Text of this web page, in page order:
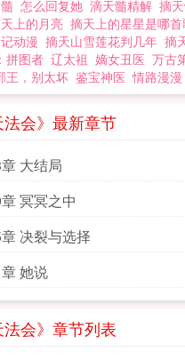
怎么回复她 滴天髓精解 摘
上的月亮 摘天上的星星是哪首
动漫 摘天山雪莲花判几年 摘
拼图者 辽太祖 嫡女丑医 万古
王，别太坏 鉴宝神医 情路漫
法会》最新章节
大结局
冥冥之中
决裂与选择
她说
法会》章节列表